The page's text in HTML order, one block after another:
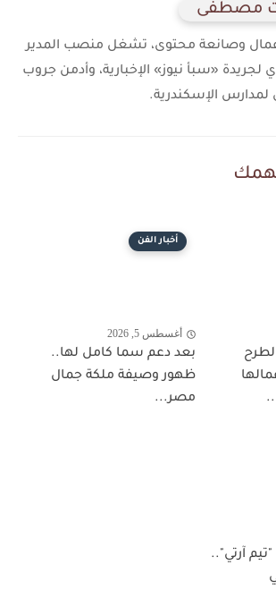
مصطفى
وصانعة محتوى، تشغل منصب المدير
لجريدة «سبأ نيوز» الإخبارية، وأدمن جروب
لمدارس الإسكندرية.
لطرح
أخبار الفن
أغسطس 5, 2026
بعد دعم سما كامل لها..
ظهور وصيفة ملكة جمال
مصر...
"تيم آرتي"..